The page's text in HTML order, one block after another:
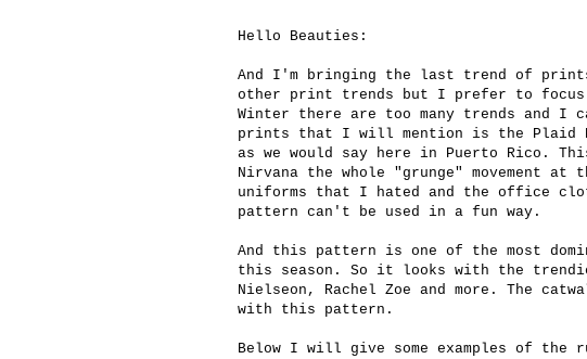
Hello Beauties:
And I'm bringing the last trend of
other print trends but I prefer to
Winter there are too many trends and
prints that I will mention is the Plaid
as we would say here in Puerto Rico.
Nirvana the whole "grunge" movement
uniforms that I hated and the office
pattern can't be used in a fun way.
And this pattern is one of the most
this season. So it looks with the
Nielseon, Rachel Zoe and more. The
with this pattern.
Below I will give some examples of the